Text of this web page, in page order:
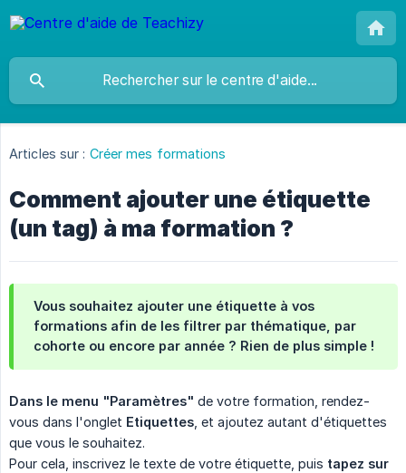
Articles sur : Créer mes formations
Comment ajouter une étiquette
(un tag) à ma formation ?
Vous souhaitez ajouter une étiquette à vos
formations afin de les filtrer par thématique, par
cohorte ou encore par année ? Rien de plus simple !
Dans le menu "Paramètres" de votre formation, rendez-
vous dans l'onglet Etiquettes , et ajoutez autant d'étiquettes
que vous le souhaitez.
Pour cela, inscrivez le texte de votre étiquette, puis tapez sur